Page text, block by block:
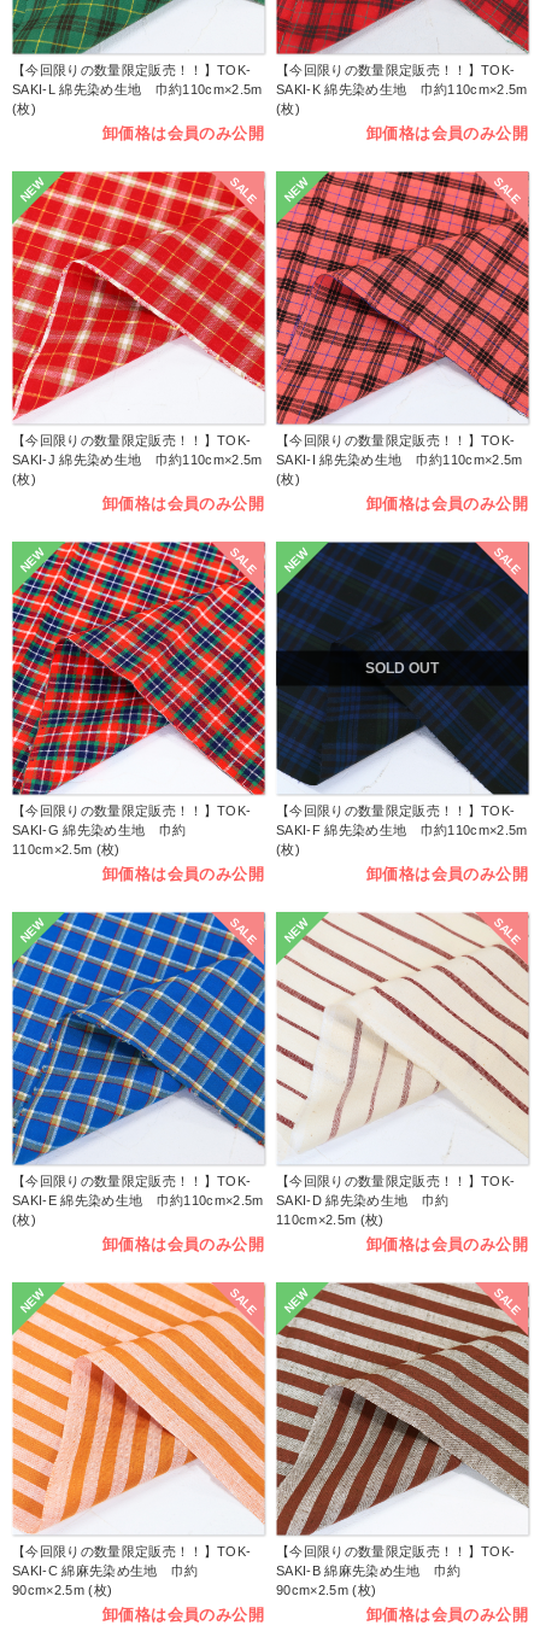
【今回限りの数量限定販売！！】TOK-
SAKI-L 綿先染め生地 巾約110cm×2.5m
(枚)
卸価格は会員のみ公開
【今回限りの数量限定販売！！】TOK-
SAKI-K 綿先染め生地 巾約110cm×2.5m
(枚)
卸価格は会員のみ公開
SALE
NEW
【今回限りの数量限定販売！！】TOK-
SAKI-J 綿先染め生地 巾約110cm×2.5m
(枚)
卸価格は会員のみ公開
SALE
NEW
【今回限りの数量限定販売！！】TOK-
SAKI-I 綿先染め生地 巾約110cm×2.5m
(枚)
卸価格は会員のみ公開
SALE
NEW
【今回限りの数量限定販売！！】TOK-
SAKI-G 綿先染め生地 巾約
110cm×2.5m (枚)
卸価格は会員のみ公開
SALE
NEW
SOLD OUT
【今回限りの数量限定販売！！】TOK-
SAKI-F 綿先染め生地 巾約110cm×2.5m
(枚)
卸価格は会員のみ公開
SALE
NEW
【今回限りの数量限定販売！！】TOK-
SAKI-E 綿先染め生地 巾約110cm×2.5m
(枚)
卸価格は会員のみ公開
SALE
NEW
【今回限りの数量限定販売！！】TOK-
SAKI-D 綿先染め生地 巾約
110cm×2.5m (枚)
卸価格は会員のみ公開
SALE
NEW
【今回限りの数量限定販売！！】TOK-
SAKI-C 綿麻先染め生地 巾約
90cm×2.5m (枚)
卸価格は会員のみ公開
SALE
NEW
【今回限りの数量限定販売！！】TOK-
SAKI-B 綿麻先染め生地 巾約
90cm×2.5m (枚)
卸価格は会員のみ公開